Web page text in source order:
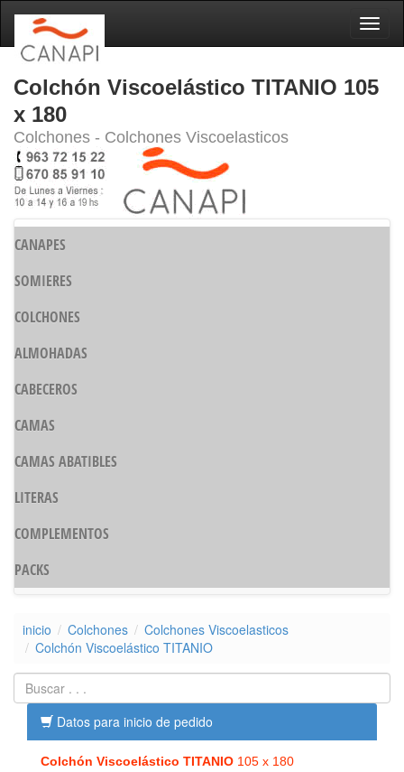
Colchón Viscoelástico TITANIO 105
x 180
Colchones - Colchones Viscoelasticos
CANAPES
SOMIERES
COLCHONES
ALMOHADAS
CABECEROS
CAMAS
CAMAS ABATIBLES
LITERAS
COMPLEMENTOS
PACKS
inicio Colchones
Colchones Viscoelasticos
Colchón Viscoelástico TITANIO
Datos para inicio de pedido
Colchón Viscoelástico TITANIO 105 x 180